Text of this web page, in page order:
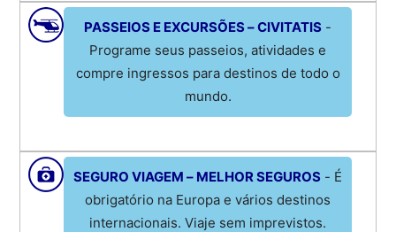
PASSEIOS E EXCURSÕES – CIVITATIS -
Programe seus passeios, atividades e
compre ingressos para destinos de todo o
mundo.
SEGURO VIAGEM – MELHOR SEGUROS - É
obrigatório na Europa e vários destinos
internacionais. Viaje sem imprevistos.